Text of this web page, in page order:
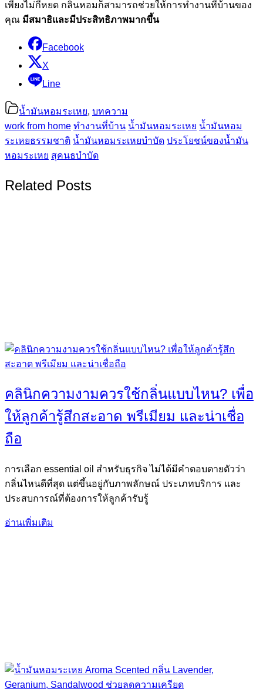
เพียงไม่กี่หยด กลิ่นหอมก็สามารถช่วยให้การทำงานที่บ้านของ
คุณ มีสมาธิและมีประสิทธิภาพมากขึ้น
Facebook
X
Line
น้ำมันหอมระเหย, บทความ
work from home ทำงานที่บ้าน น้ำมันหอมระเหย น้ำมันหอม
ระเหยธรรมชาติ น้ำมันหอมระเหยบำบัด ประโยชน์ของน้ำมัน
หอมระเหย สุคนธบำบัด
Related Posts
คลินิกความงามควรใช้กลิ่นแบบไหน? เพื่อ
ให้ลูกค้ารู้สึกสะอาด พรีเมียม และน่าเชื่อ
ถือ
การเลือก essential oil สำหรับธุรกิจ ไม่ได้มีคำตอบตายตัวว่า
กลิ่นไหนดีที่สุด แต่ขึ้นอยู่กับภาพลักษณ์ ประเภทบริการ และ
ประสบการณ์ที่ต้องการให้ลูกค้ารับรู้
อ่านเพิ่มเติม